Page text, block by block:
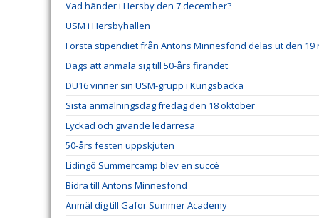
Vad händer i Hersby den 7 december?
USM i Hersbyhallen
Första stipendiet från Antons Minnesfond delas ut den 19
Dags att anmäla sig till 50-års firandet
DU16 vinner sin USM-grupp i Kungsbacka
Sista anmälningsdag fredag den 18 oktober
Lyckad och givande ledarresa
50-års festen uppskjuten
Lidingö Summercamp blev en succé
Bidra till Antons Minnesfond
Anmäl dig till Gafor Summer Academy